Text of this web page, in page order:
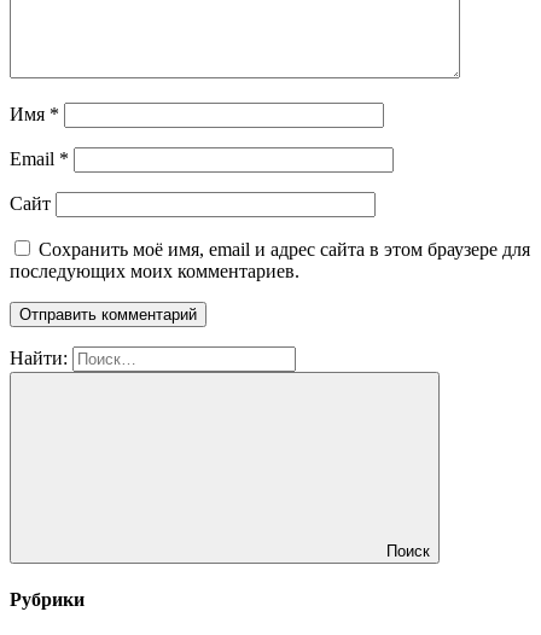
Имя *
Email *
Сайт
Сохранить моё имя, email и адрес сайта в этом браузере для
последующих моих комментариев.
Найти:
Поиск
Рубрики